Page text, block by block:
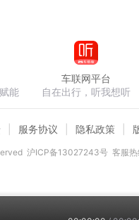
能
车联网平台
自在出行，听我想听
服务协议 隐私政策
沪ICP备13027243号 客服